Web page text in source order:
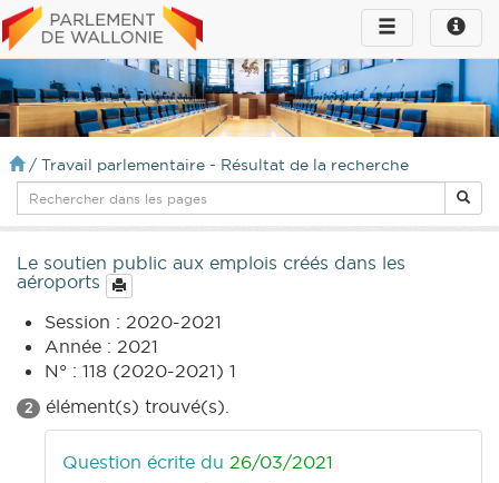
Toggle
infos
Toggle
navigation
/ Travail parlementaire - Résultat de la recherche
Le soutien public aux emplois créés dans les
aéroports
Session : 2020-2021
Année : 2021
N° : 118 (2020-2021) 1
2 élément(s) trouvé(s).
Question écrite du 26/03/2021